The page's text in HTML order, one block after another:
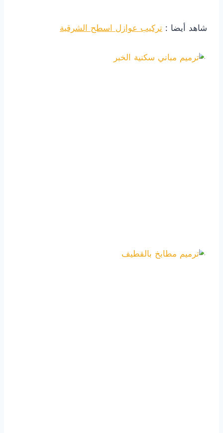
شاهد أيضا : تركيب عوازل اسطح الشرقية